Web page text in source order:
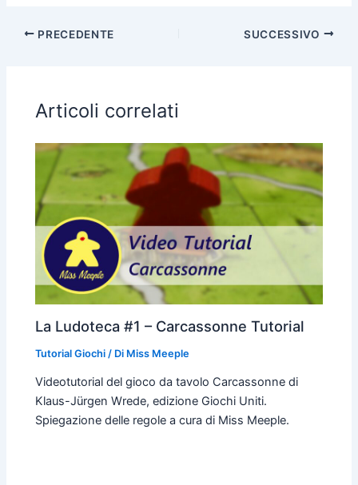
PRECEDENTE SUCCESSIVO
Articoli correlati
La Ludoteca #1 – Carcassonne Tutorial
Tutorial Giochi / Di Miss Meeple
Videotutorial del gioco da tavolo Carcassonne di
Klaus-Jürgen Wrede, edizione Giochi Uniti.
Spiegazione delle regole a cura di Miss Meeple.